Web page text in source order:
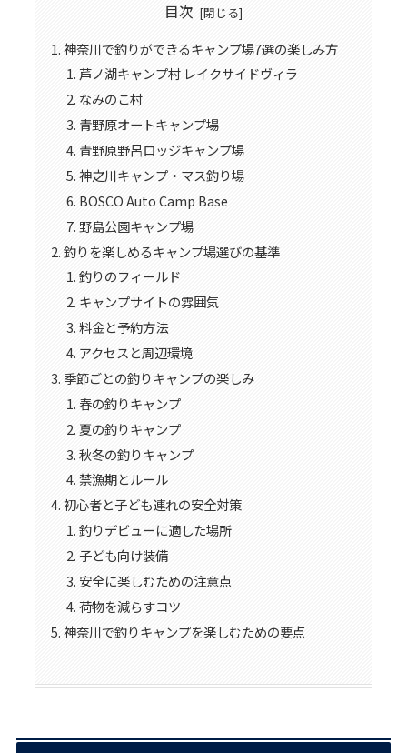
目次
神奈川で釣りができるキャンプ場7選の楽しみ方
芦ノ湖キャンプ村 レイクサイドヴィラ
なみのこ村
青野原オートキャンプ場
青野原野呂ロッジキャンプ場
神之川キャンプ・マス釣り場
BOSCO Auto Camp Base
野島公園キャンプ場
釣りを楽しめるキャンプ場選びの基準
釣りのフィールド
キャンプサイトの雰囲気
料金と予約方法
アクセスと周辺環境
季節ごとの釣りキャンプの楽しみ
春の釣りキャンプ
夏の釣りキャンプ
秋冬の釣りキャンプ
禁漁期とルール
初心者と子ども連れの安全対策
釣りデビューに適した場所
子ども向け装備
安全に楽しむための注意点
荷物を減らすコツ
神奈川で釣りキャンプを楽しむための要点